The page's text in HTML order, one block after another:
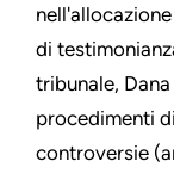
di
tribunale,
procedimenti
controversie